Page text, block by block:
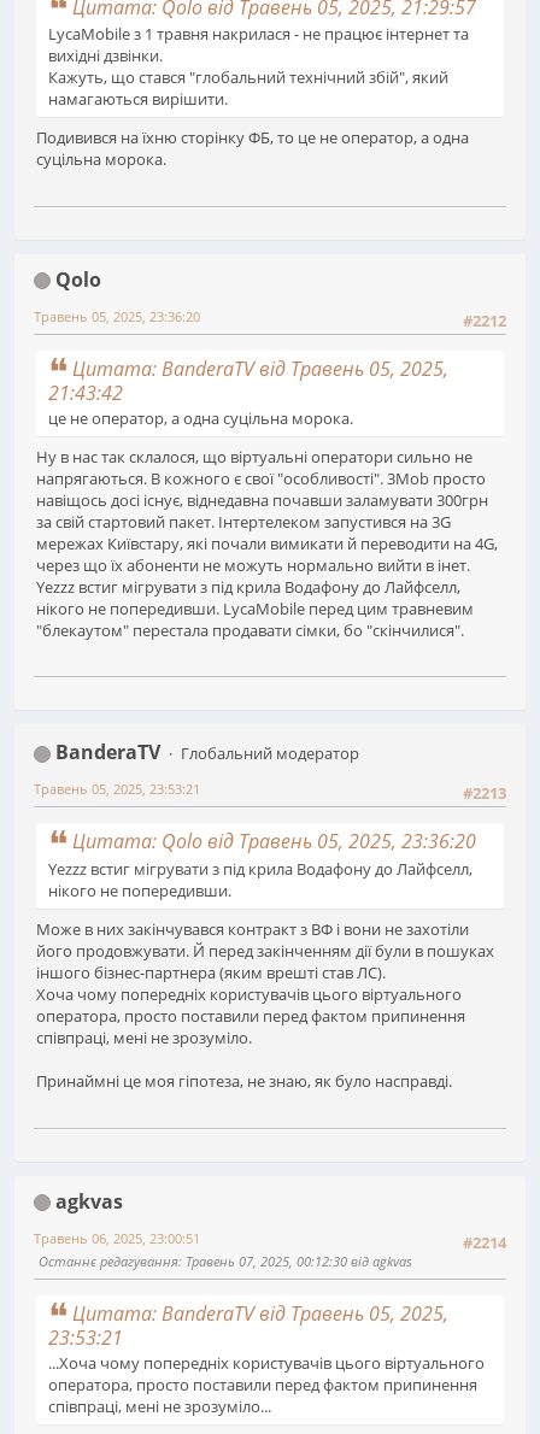
Цитата: Qolo від Травень 05, 2025, 21:29:57
LycaMobile з 1 травня накрилася - не працює інтернет та
вихідні дзвінки.
Кажуть, що стався "глобальний технічний збій", який
намагаються вирішити.
Подивився на їхню сторінку ФБ, то це не оператор, а одна
суцільна морока.
Qolo
#2212
Травень 05, 2025, 23:36:20
Цитата: BanderaTV від Травень 05, 2025,
21:43:42
це не оператор, а одна суцільна морока.
Ну в нас так склалося, що віртуальні оператори сильно не
напрягаються. В кожного є свої "особливості". 3Mob просто
навіщось досі існує, віднедавна почавши заламувати 300грн
за свій стартовий пакет. Інтертелеком запустився на 3G
мережах Київстару, які почали вимикати й переводити на 4G,
через що їх абоненти не можуть нормально вийти в інет.
Yezzz встиг мігрувати з під крила Водафону до Лайфселл,
нікого не попередивши. LycaMobile перед цим травневим
"блекаутом" перестала продавати сімки, бо "скінчилися".
BanderaTV
Глобальний модератор
#2213
Травень 05, 2025, 23:53:21
Цитата: Qolo від Травень 05, 2025, 23:36:20
Yezzz встиг мігрувати з під крила Водафону до Лайфселл,
нікого не попередивши.
Може в них закінчувався контракт з ВФ і вони не захотіли
його продовжувати. Й перед закінченням дії були в пошуках
іншого бізнес-партнера (яким врешті став ЛС).
Хоча чому попередніх користувачів цього віртуального
оператора, просто поставили перед фактом припинення
співпраці, мені не зрозуміло.
Принаймні це моя гіпотеза, не знаю, як було насправді.
agkvas
#2214
Травень 06, 2025, 23:00:51
Останнє редагування: Травень 07, 2025, 00:12:30 від agkvas
Цитата: BanderaTV від Травень 05, 2025,
23:53:21
...Хоча чому попередніх користувачів цього віртуального
оператора, просто поставили перед фактом припинення
співпраці, мені не зрозуміло...